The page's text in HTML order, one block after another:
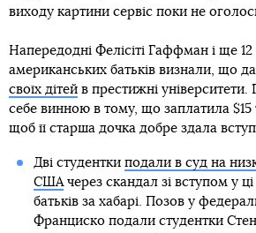
виходу картини сервіс поки не
Напередодні Фелісіті Гаффман і ще
американських батьків визнали, що
своїх дітей в престижні
себе винною в тому, що заплатила $15
щоб її старша дочка добре здала
Дві студентки подали в суд на
СШАчерез скандал зі вступом у ці
батьків за хабарі. Позов у
Франциско подали студентки